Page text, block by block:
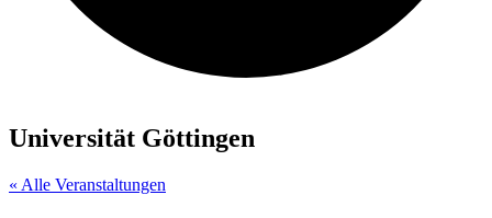
Universität Göttingen
« Alle Veranstaltungen